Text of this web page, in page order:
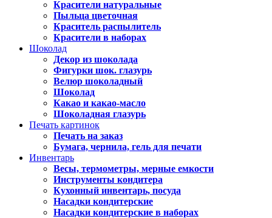
Красители натуральные
Пыльца цветочная
Краситель распылитель
Красители в наборах
Шоколад
Декор из шоколада
Фигурки шок. глазурь
Велюр шоколадный
Шоколад
Какао и какао-масло
Шоколадная глазурь
Печать картинок
Печать на заказ
Бумага, чернила, гель для печати
Инвентарь
Весы, термометры, мерные емкости
Инструменты кондитера
Кухонный инвентарь, посуда
Насадки кондитерские
Насадки кондитерские в наборах